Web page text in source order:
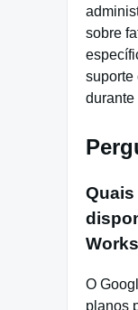
sobre
suporte
durante
O
planos